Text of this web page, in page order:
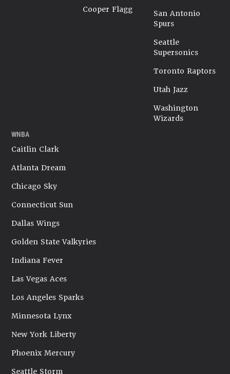
Cooper Flagg
San Antonio
Spurs
Seattle
Supersonics
Toronto Raptors
Utah Jazz
Washington
Wizards
WNBA
Caitlin Clark
Atlanta Dream
Chicago Sky
Connecticut Sun
Dallas Wings
Golden State Valkyries
Indiana Fever
Las Vegas Aces
Los Angeles Sparks
Minnesota Lynx
New York Liberty
Phoenix Mercury
Seattle Storm